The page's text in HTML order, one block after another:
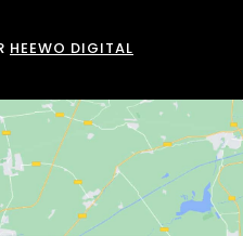
HEEWO DIGITAL